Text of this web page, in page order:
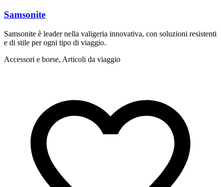
Samsonite
Samsonite è leader nella valigeria innovativa, con soluzioni resistenti
e di stile per ogni tipo di viaggio.
Accessori e borse, Articoli da viaggio